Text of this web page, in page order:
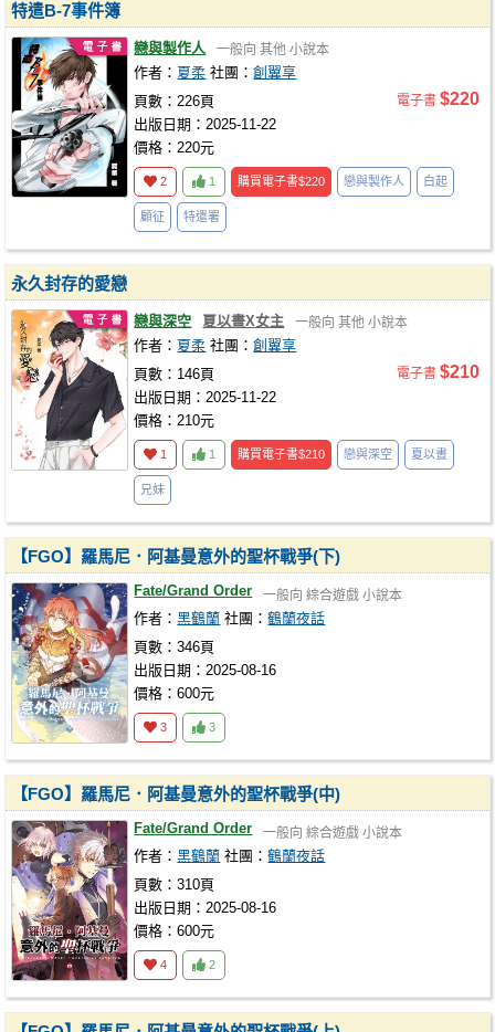
特遣B-7事件簿
戀與製作人 一般向 其他 小說本
作者： 夏柔 社團：創翼享
頁數：226頁
出版日期：2025-11-22
價格：220元
電子書 $220
2 1 購買電子書$220 戀與製作人 白起
顧征 特遣署
永久封存的愛戀
戀與深空 夏以晝X女主 一般向 其他 小說本
作者： 夏柔 社團：創翼享
頁數：146頁
出版日期：2025-11-22
價格：210元
電子書 $210
1 1 購買電子書$210 戀與深空 夏以晝
兄妹
【FGO】羅馬尼．阿基曼意外的聖杯戰爭(下)
Fate/Grand Order 一般向 綜合遊戲 小說本
作者：黑鶴蘭 社團：鶴蘭夜話
頁數：346頁
出版日期：2025-08-16
價格：600元
3 3
【FGO】羅馬尼．阿基曼意外的聖杯戰爭(中)
Fate/Grand Order 一般向 綜合遊戲 小說本
作者：黑鶴蘭 社團：鶴蘭夜話
頁數：310頁
出版日期：2025-08-16
價格：600元
4 2